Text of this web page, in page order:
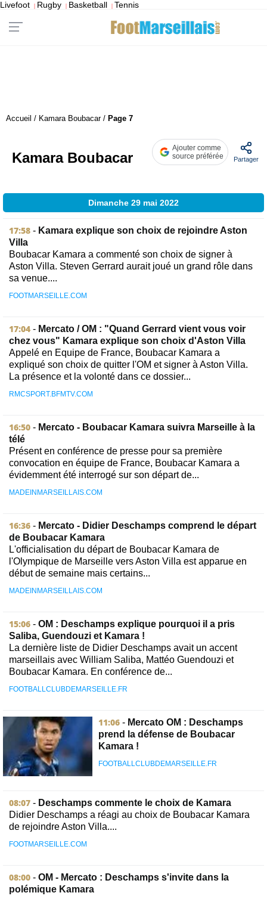
Livefoot | Rugby | Basketball | Tennis
Accueil / Kamara Boubacar/ Page 7
Kamara Boubacar
Ajouter comme
source préférée
Partager
Dimanche 29 mai 2022
17:58 - Kamara explique son choix de rejoindre Aston
Villa
Boubacar Kamara a commenté son choix de signer à
Aston Villa. Steven Gerrard aurait joué un grand rôle dans
sa venue....
FOOTMARSEILLE.COM
17:04 - Mercato / OM : "Quand Gerrard vient vous voir
chez vous" Kamara explique son choix d'Aston Villa
Appelé en Equipe de France, Boubacar Kamara a
expliqué son choix de quitter l'OM et signer à Aston Villa.
La présence et la volonté dans ce dossier...
RMCSPORT.BFMTV.COM
16:50 - Mercato - Boubacar Kamara suivra Marseille à la
télé
Présent en conférence de presse pour sa première
convocation en équipe de France, Boubacar Kamara a
évidemment été interrogé sur son départ de...
MADEINMARSEILLAIS.COM
16:36 - Mercato - Didier Deschamps comprend le départ
de Boubacar Kamara
L'officialisation du départ de Boubacar Kamara de
l'Olympique de Marseille vers Aston Villa est apparue en
début de semaine mais certains...
MADEINMARSEILLAIS.COM
15:06 - OM : Deschamps explique pourquoi il a pris
Saliba, Guendouzi et Kamara !
La dernière liste de Didier Deschamps avait un accent
marseillais avec William Saliba, Mattéo Guendouzi et
Boubacar Kamara. En conférence de...
FOOTBALLCLUBDEMARSEILLE.FR
11:06 - Mercato OM : Deschamps
prend la défense de Boubacar
Kamara !
FOOTBALLCLUBDEMARSEILLE.FR
08:07 - Deschamps commente le choix de Kamara
Didier Deschamps a réagi au choix de Boubacar Kamara
de rejoindre Aston Villa....
FOOTMARSEILLE.COM
08:00 - OM - Mercato : Deschamps s'invite dans la
polémique Kamara